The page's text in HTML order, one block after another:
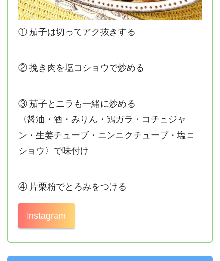
① 茄子は切ってアク抜きする
② 挽き肉を塩コショウで炒める
③ 茄子とニラも一緒に炒める
〈醤油・酒・みりん・鶏ガラ・コチュジャ
ン・生姜チューブ・ニンニクチューブ・塩コ
ショウ〉で味付け
④ 片栗粉でとろみをつける
Instagram